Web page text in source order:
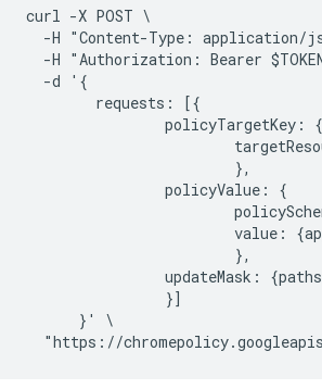
curl -X POST \
-H "Content-Type: application/
-H "Authorization: Bearer
  -d '{
        requests: [{
                policyTargetKey: {
                        },
                policyValue: {
value:
                        },
updateMask:
                }]
      }' \